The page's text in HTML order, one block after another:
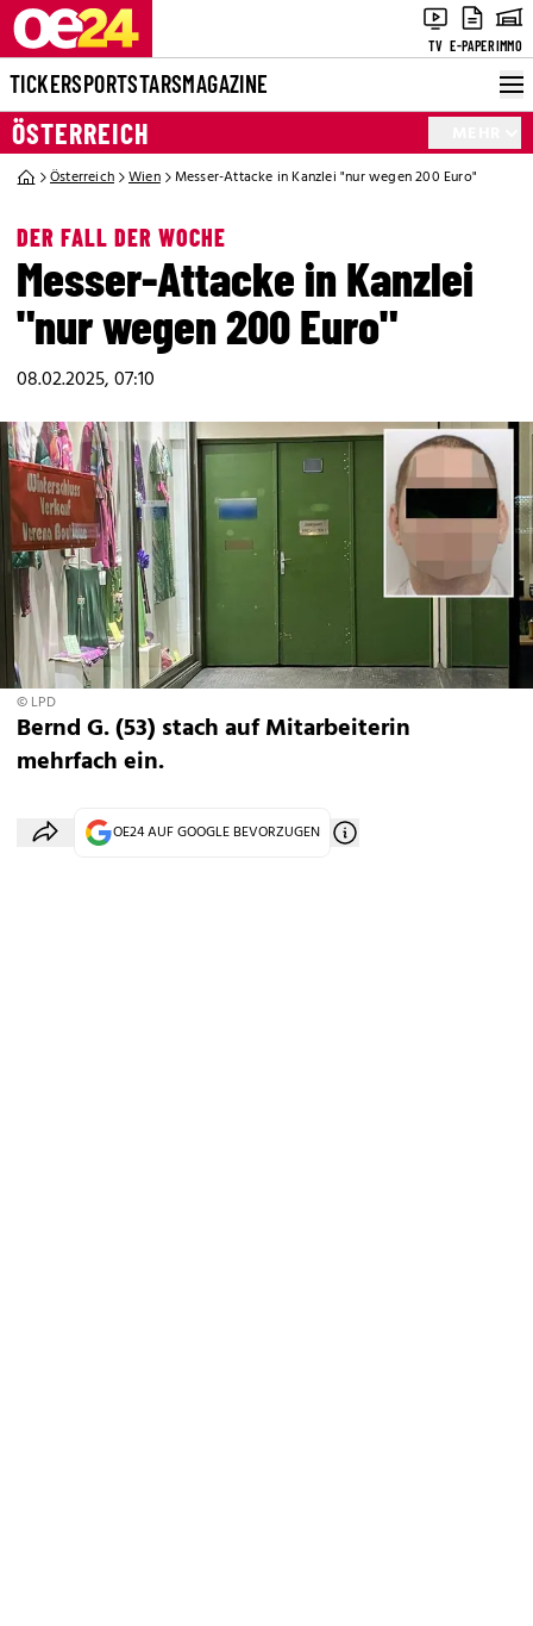
TV E-PAPERIMMO
TICKERSPORTSTARSMAGAZINE
ÖSTERREICH
Österreich Wien Messer-Attacke in Kanzlei "nur wegen 200 Euro"
DER FALL DER WOCHE
Messer-Attacke in Kanzlei
"nur wegen 200 Euro"
08.02.2025, 07:10
© LPD
Bernd G. (53) stach auf Mitarbeiterin
mehrfach ein.
OE24 AUF GOOGLE BEVORZUGEN